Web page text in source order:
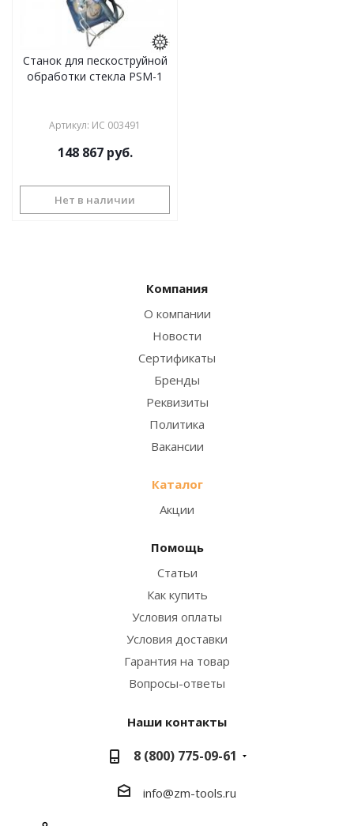
Станок для пескоструйной
обработки стекла PSM-1
Артикул: ИС 003491
148 867руб.
Нет в наличии
Компания
О компании
Новости
Сертификаты
Бренды
Реквизиты
Политика
Вакансии
Каталог
Акции
Помощь
Статьи
Как купить
Условия оплаты
Условия доставки
Гарантия на товар
Вопросы-ответы
Наши контакты
8 (800) 775-09-61
info@zm-tools.ru